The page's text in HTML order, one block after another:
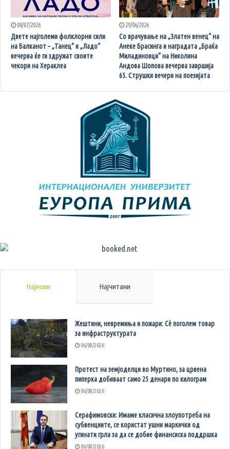
08/07/2026
Двете најголеми фолклорни сили
на Балканот – „Танец“ и „Ладо“
вечерва ќе ги здружат своите
чекори на Хераклеа
29/06/2026
Со врачување на „Златен венец“ на
Анеке Брасинга и наградата „Браќа
Миладиновци“ на Николина
Андова Шопова вечерва завршија
65. Струшки вечери на поезијата
Најнови Најчитани
Жештини, невремиња и пожари: Сè поголем товар
за инфраструктурата
06/08/2026
Протест на земјоделци во Муртино, за црвена
пиперка добиваат само 25 денари по килограм
06/08/2026
Серафимовски: Имаме класична злоупотреба на
субвенциите, се користат ушни маркички од
угинати грла за да се добие финансиска поддршка
06/08/2026